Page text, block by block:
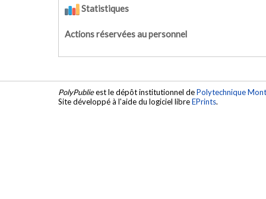
Statistiques
Actions réservées au personnel
PolyPublieest le dépôt institutionnel dePolytechnique
Site développé à l'aide du logiciel libreEPrints.